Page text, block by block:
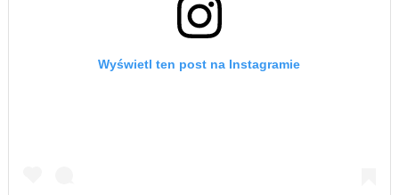
Wyświetl ten post na Instagramie